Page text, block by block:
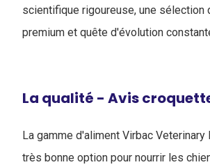
scientifique rigoureuse, une sélection
premium et quête d'évolution
La qualité - Avis
La gamme d'aliment Virbac Veterinary
très bonne option pour nourrir les